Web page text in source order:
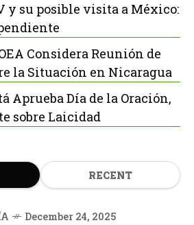
y su posible visita a México:
Considera Reunión de
la Situación en Nicaragua
Aprueba Día de la Oración,
sobre Laicidad
RECENT
December 24, 2025